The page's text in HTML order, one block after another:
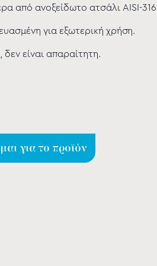
από ανοξείδωτο ατσάλι AISI-
για εξωτερική χρήση.
δεν είναι απαραίτητη.
για το προϊόν